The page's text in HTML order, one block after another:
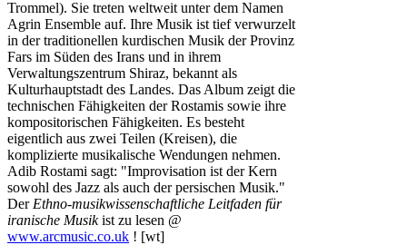
Trommel). Sie treten weltweit unter dem Namen
Agrin Ensemble auf. Ihre Musik ist tief verwurzelt
in der traditionellen kurdischen Musik der Provinz
Fars im Süden des Irans und in ihrem
Verwaltungszentrum Shiraz, bekannt als
Kulturhauptstadt des Landes. Das Album zeigt die
technischen Fähigkeiten der Rostamis sowie ihre
kompositorischen Fähigkeiten. Es besteht
eigentlich aus zwei Teilen (Kreisen), die
komplizierte musikalische Wendungen nehmen.
Adib Rostami sagt: "Improvisation ist der Kern
sowohl des Jazz als auch der persischen Musik."
Der Ethno-musikwissenschaftliche Leitfaden für
iranische Musikist zu lesen @
www.arcmusic.co.uk ! [wt]